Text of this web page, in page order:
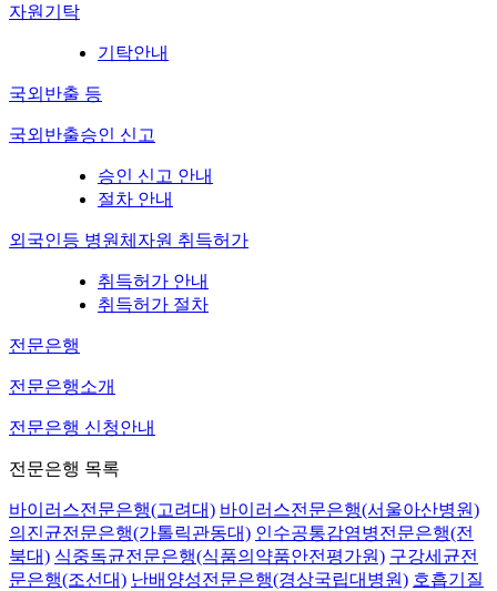
자원기탁
기탁안내
국외반출 등
국외반출승인 신고
승인 신고 안내
절차 안내
외국인등 병원체자원 취득허가
취득허가 안내
취득허가 절차
전문은행
전문은행소개
전문은행 신청안내
전문은행 목록
바이러스전문은행(고려대) 바이러스전문은행(서울아산병원)
의진균전문은행(가톨릭관동대) 인수공통감염병전문은행(전
북대) 식중독균전문은행(식품의약품안전평가원) 구강세균전
문은행(조선대) 난배양성전문은행(경상국립대병원) 호흡기질